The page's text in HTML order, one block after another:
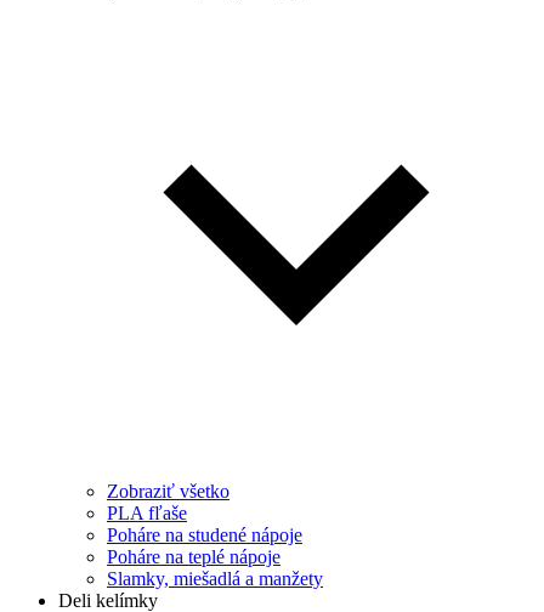
Zobraziť všetko
PLA fľaše
Poháre na studené nápoje
Poháre na teplé nápoje
Slamky, miešadlá a manžety
Deli kelímky